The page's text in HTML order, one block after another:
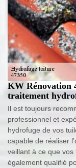
KW Rénovation
traitement
Il est toujours
professionnel et
hydrofuge de vos
capable de réaliser
veillant à ce que
également qualifié